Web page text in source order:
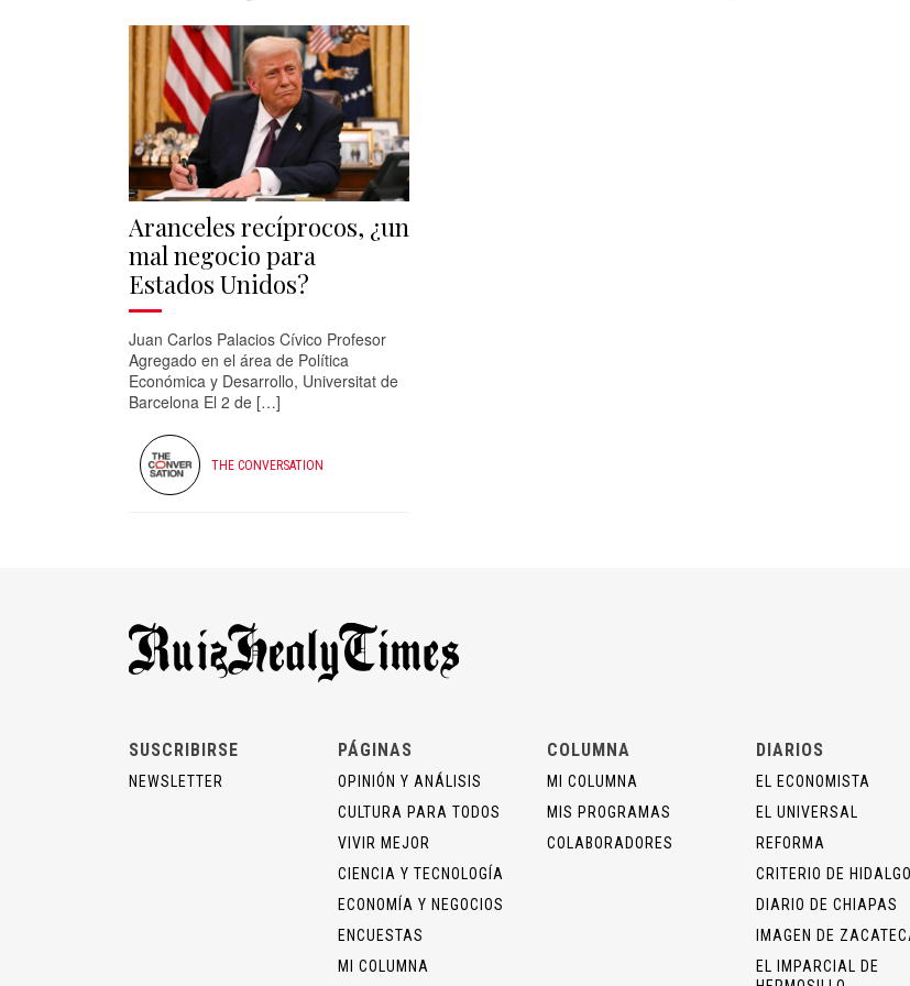
Aranceles recíprocos, ¿un
mal negocio para
Estados Unidos?
Juan Carlos Palacios Cívico Profesor
Agregado en el área de Política
Económica y Desarrollo, Universitat de
Barcelona El 2 de […]
THE CONVERSATION
SUSCRIBIRSE
NEWSLETTER
PÁGINAS
OPINIÓN Y ANÁLISIS
CULTURA PARA TODOS
VIVIR MEJOR
CIENCIA Y TECNOLOGÍA
ECONOMÍA Y NEGOCIOS
ENCUESTAS
MI COLUMNA
COLUMNA
MI COLUMNA
MIS PROGRAMAS
COLABORADORES
DIARIOS
EL ECONOMISTA
EL UNIVERSAL
REFORMA
CRITERIO DE HIDALGO
DIARIO DE CHIAPAS
IMAGEN DE
EL IMPARCIAL DE